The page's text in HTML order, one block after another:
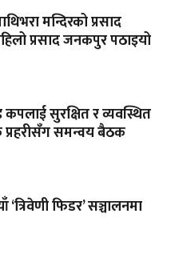
मन्दिरको प्रसाद
प्रसाद जनकपुर पठाइयो
सुरक्षित र व्यवस्थित
प्रहरीसँग समन्वय बैठक
फिडर’ सञ्चालनमा